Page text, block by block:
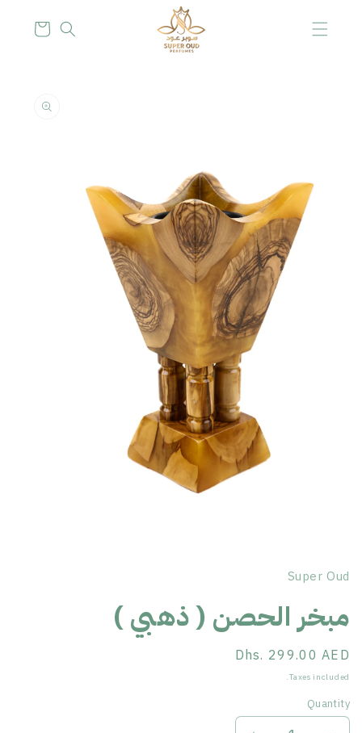
content
Cart
Super Oud
مبخر الحصن ( ذهبي )
Regular
price
Dhs. 299.00 AED
Taxes included.
Quantity
Quantity